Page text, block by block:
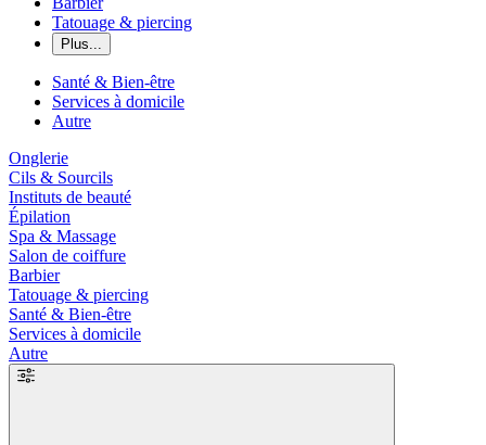
Tatouage & piercing
Plus...
Santé & Bien-être
Services à domicile
Autre
Onglerie
Cils & Sourcils
Instituts de beauté
Épilation
Spa & Massage
Salon de coiffure
Barbier
Tatouage & piercing
Santé & Bien-être
Services à domicile
Autre